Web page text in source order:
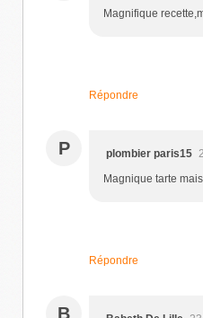
Magnifique
Répondre
P plombier paris15
Magnique tarte
Répondre
B